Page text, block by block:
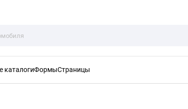
каталогиФормыСтраницы